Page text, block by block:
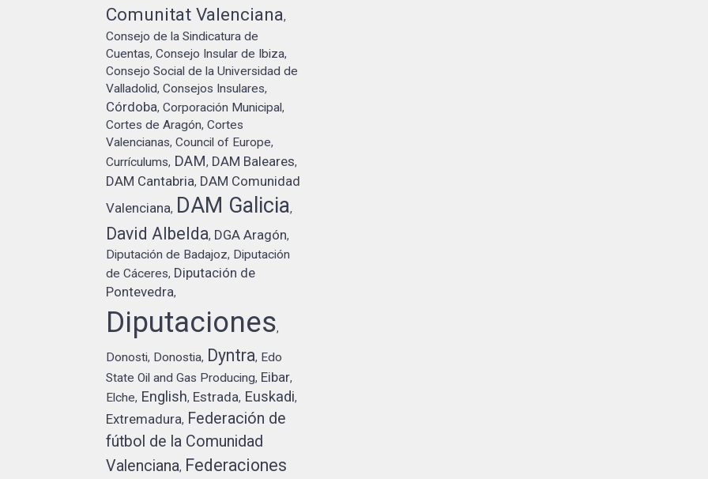
Comunitat Valenciana,
Consejo de la Sindicatura de
Cuentas,Consejo Insular de Ibiza,
Consejo Social de la Universidad de
Valladolid,Consejos Insulares,
Córdoba,Corporación Municipal,
Cortes de Aragón,Cortes
Valencianas,Council of Europe,
Currículums, DAM, DAM Baleares,
DAM Cantabria, DAM Comunidad
Valenciana, DAM Galicia,
David Albelda, DGA Aragón,
Diputación de Badajoz, Diputación
de Cáceres, Diputación de
Pontevedra,
Diputaciones,
Donosti, Donostia, Dyntra, Edo
State Oil and Gas Producing, Eibar,
Elche, English, Estrada, Euskadi,
Extremadura, Federación de
fútbol de la Comunidad
Valenciana, Federaciones